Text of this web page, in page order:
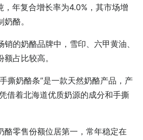
年复合增长率为4.0%，其市场增
酪。
的奶酪品牌中，雪印、六甲黄油、
占比较高。
撕奶酪条”是一款天然奶酪产品，产
借着北海道优质奶源的成分和手撕
酪零售份额位居第一，常年稳定在